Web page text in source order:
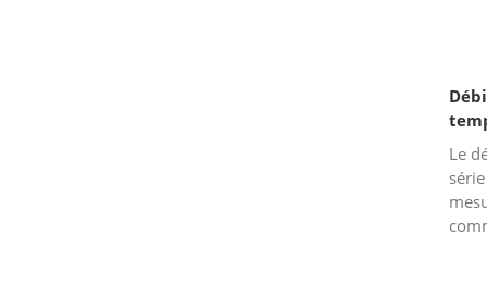
Le